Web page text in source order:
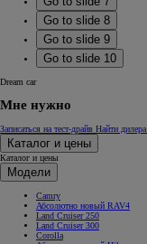
Go to slide 8
Go to slide 9
Go to slide 10
Dream car
Мне нужно
Записаться на тест-драйв Найти дилера
Каталог и цены
Каталог и цены
Модели
Camry
Абсолютно новый RAV4
Land Cruiser 250
Land Cruiser 300
Corolla